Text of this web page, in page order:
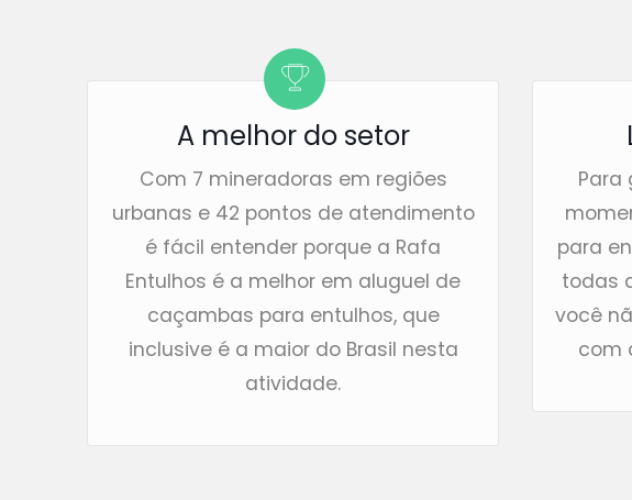
A melhor do setor
Com 7 mineradoras em regiões
urbanas e 42 pontos de atendimento
é fácil entender porque a Rafa
Entulhos é a melhor em aluguel de
caçambas para entulhos, que
inclusive é a maior do Brasil nesta
atividade.
Para
para
todas
você
com